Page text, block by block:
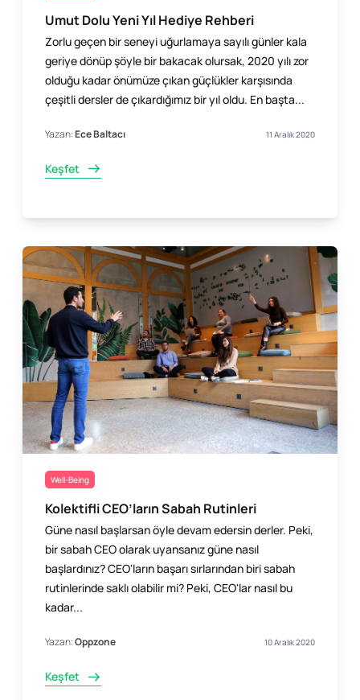
Umut Dolu Yeni Yıl Hediye Rehberi
Zorlu geçen bir seneyi uğurlamaya sayılı günler kala
geriye dönüp şöyle bir bakacak olursak, 2020 yılı zor
olduğu kadar önümüze çıkan güçlükler karşısında
çeşitli dersler de çıkardığımız bir yıl oldu. En başta...
Yazan:Ece Baltacı 11 Aralık 2020
Keşfet
Well-Being
Kolektifli CEO’ların Sabah Rutinleri
Güne nasıl başlarsan öyle devam edersin derler. Peki,
bir sabah CEO olarak uyansanız güne nasıl
başlardınız? CEO'ların başarı sırlarından biri sabah
rutinlerinde saklı olabilir mi? Peki, CEO'lar nasıl bu
kadar...
Yazan:Oppzone 10 Aralık 2020
Keşfet